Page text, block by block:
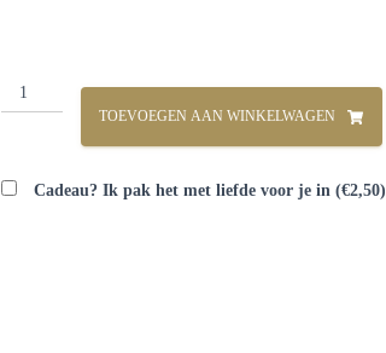
Waxinelichthouder
op
TOEVOEGEN AAN WINKELWAGEN
Cadeau? Ik pak het met liefde voor je in (€2,50)